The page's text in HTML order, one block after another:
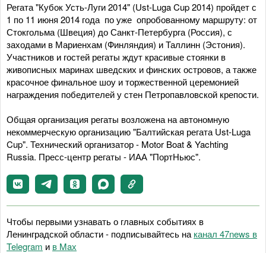
Регата "Кубок Усть-Луги 2014" (Ust-Luga Cup 2014) пройдет с
1 по 11 июня 2014 года по уже опробованному маршруту: от
Стокгольма (Швеция) до Санкт-Петербурга (Россия), с
заходами в Мариенхам (Финляндия) и Таллинн (Эстония).
Участников и гостей регаты ждут красивые стоянки в
живописных маринах шведских и финских островов, а также
красочное финальное шоу и торжественной церемонией
награждения победителей у стен Петропавловской крепости.
Общая организация регаты возложена на автономную
некоммерческую организацию "Балтийская регата Ust-Luga
Cup". Технический организатор - Motor Boat & Yachting
Russia. Пресс-центр регаты - ИАА "ПортНьюс".
Чтобы первыми узнавать о главных событиях в
Ленинградской области - подписывайтесь на канал 47news в
Telegram и в Maх